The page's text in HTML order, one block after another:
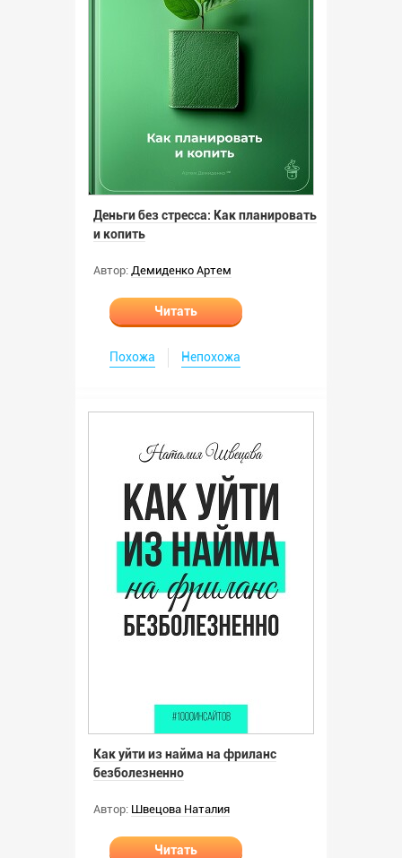
Деньги без стресса: Как планировать
и копить
Автор: Демиденко Артем
Читать
Похожа Непохожа
Как уйти из найма на фриланс
безболезненно
Автор: Швецова Наталия
Читать